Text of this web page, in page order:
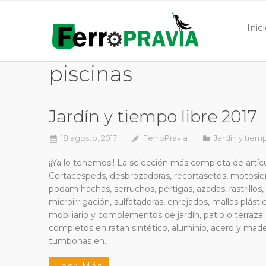
piscinas
Jardín y tiempo libre 2017
18 agosto, 2017 FerroPravia Jardín y
¡¡Ya lo tenemos!! La selección más completa de
Cortacespeds, desbrozadoras, recortasetos,
podam hachas, serruchos, pértigas, azadas,
microirrigación, sulfatadoras, enrejados, mallas
mobiliario y complementos de jardín, patio o
completos en ratan sintético, aluminio, acero y
tumbonas en…